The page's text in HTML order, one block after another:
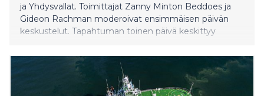
ja Yhdysvallat. Toimittajat Zanny Minton Beddoes ja
Gideon Rachman moderoivat ensimmäisen päivän
keskustelut. Tapahtuman toinen päivä keskittyy
näkökulmasta. Päivän keskustelujen moderaattori on
toimittaja Olli Seuri. Tasavallan presidentti avaa
Kultaranta-keskustelut torstaina 11. kesäkuuta klo 12.30
alkusanoilla. Tämän jälkeen aloituspaneelissa hänen